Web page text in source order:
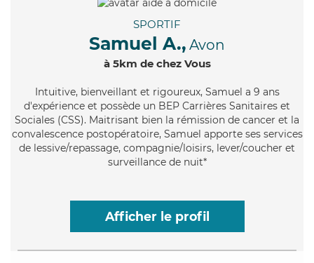
SPORTIF
Samuel A., Avon
à 5km de chez Vous
Intuitive, bienveillant et rigoureux, Samuel a 9 ans
d'expérience et possède un BEP Carrières Sanitaires et
Sociales (CSS). Maitrisant bien la rémission de cancer et la
convalescence postopératoire, Samuel apporte ses services
de lessive/repassage, compagnie/loisirs, lever/coucher et
surveillance de nuit*
Afficher le profil